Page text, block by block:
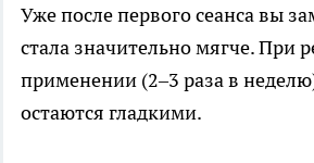
Уже после первого сеанса вы
стала значительно мягче. При
применении (2–3 раза в
остаются гладкими.